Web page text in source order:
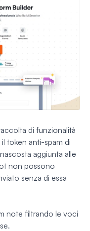
di funzionalità
token anti-spam di
aggiunta alle
non possono
senza di essa
note filtrando le voci